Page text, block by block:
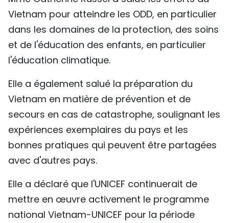
Vietnam pour atteindre les ODD, en particulier
dans les domaines de la protection, des soins
et de l'éducation des enfants, en particulier
l'éducation climatique.
Elle a également salué la préparation du
Vietnam en matière de prévention et de
secours en cas de catastrophe, soulignant les
expériences exemplaires du pays et les
bonnes pratiques qui peuvent être partagées
avec d'autres pays.
Elle a déclaré que l'UNICEF continuerait de
mettre en œuvre activement le programme
national Vietnam-UNICEF pour la période